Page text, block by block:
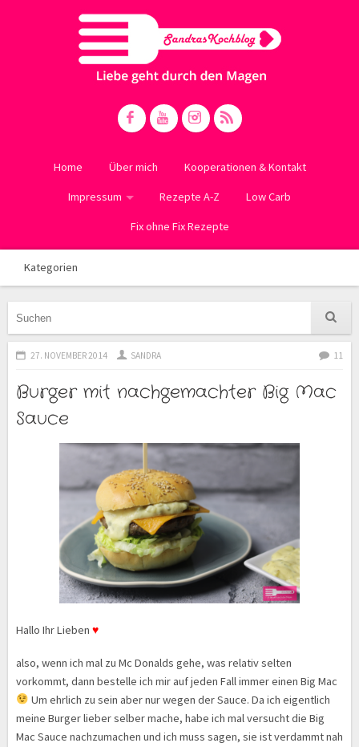
Home Über mich Kooperationen & Kontakt
Impressum Rezepte A-Z Low Carb
Fix ohne Fix Rezepte
Kategorien
27. NOVEMBER 2014 SANDRA 11
Burger mit nachgemachter Big Mac
Sauce
Hallo Ihr Lieben ♥
also, wenn ich mal zu Mc Donalds gehe, was relativ selten
vorkommt, dann bestelle ich mir auf jeden Fall immer einen Big Mac
Um ehrlich zu sein aber nur wegen der Sauce. Da ich eigentlich
meine Burger lieber selber mache, habe ich mal versucht die Big
Mac Sauce nachzumachen und ich muss sagen, sie ist verdammt nah